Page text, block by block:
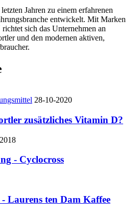
Jahren zu einem erfahrenen
entwickelt. Mit Marken
sich das Unternehmen an
und den modernen aktiven,
28-10-2020
zusätzliches Vitamin D?
- Cyclocross
Laurens ten Dam Kaffee